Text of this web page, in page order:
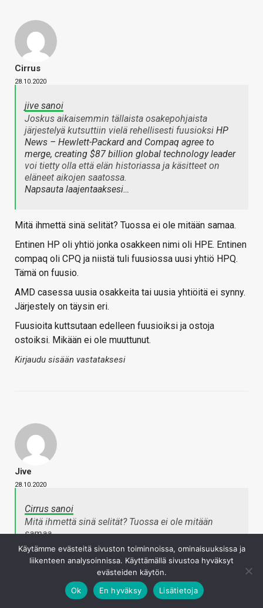
Cirrus
28.10.2020
jive sanoi
Joskus aikaisemmin tällaista osakepohjaista
järjestelyä kutsuttiin vielä rehellisesti fuusioksi HP
News – Hewlett-Packard and Compaq agree to
merge, creating $87 billion global technology leader
voi tietty olla että elän historiassa ja käsitteet on
eläneet aikojen saatossa.
Napsauta laajentaaksesi…
Mitä ihmettä sinä selität? Tuossa ei ole mitään samaa.
Entinen HP oli yhtiö jonka osakkeen nimi oli HPE. Entinen
compaq oli CPQ ja niistä tuli fuusiossa uusi yhtiö HPQ.
Tämä on fuusio.
AMD casessa uusia osakkeita tai uusia yhtiöitä ei synny.
Järjestely on täysin eri.
Fuusioita kuttsutaan edelleen fuusioiksi ja ostoja
ostoiksi. Mikään ei ole muuttunut.
Kirjaudu sisään vastataksesi
Jive
28.10.2020
Cirrus sanoi
Mitä ihmettä sinä selität? Tuossa ei ole mitään
samaa.
Napsauta laajentaaksesi…
Jos kerran niin sanot.
HP /COMPAQ FACT SHEET
Käytämme evästeitä sivuston toiminnoissa, ominaisuuksissa ja
liikenteen analysoinnissa. Käyttämällä sivustoa hyväksyt
evästeiden käytön.
Ok
En hyväksy Lisätietoja